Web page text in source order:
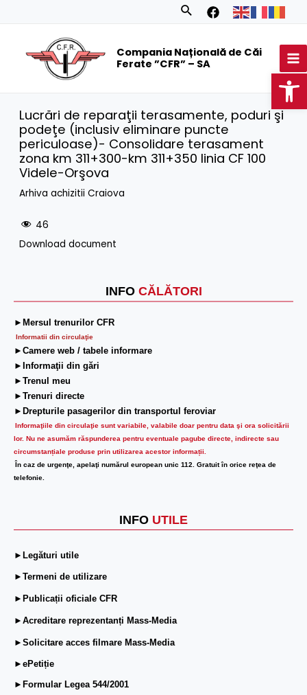
Search
Compania Națională de Căi
Ferate ”CFR” – SA
INFO CĂLĂTORI
►Mersul trenurilor CFR
Informatii din circulaţie
►Camere web / tabele informare
►Informaţii din gări
►Trenul meu
►Trenuri directe
►Drepturile pasagerilor din transportul feroviar
Informaţiile din circulaţie sunt variabile, valabile doar pentru data şi ora solicitării
lor. Nu ne asumăm răspunderea pentru eventuale pagube directe, indirecte sau
circumstanțiale produse prin utilizarea acestor informații.
În caz de urgenţe, apelaţi numărul european unic 112. Gratuit în orice reţea de
telefonie.
INFO UTILE
►Legături utile
►Termeni de utilizare
►Publicații oficiale CFR
►Acreditare reprezentanți Mass-Media
►Solicitare acces filmare Mass-Media
►ePetiție
►Formular Legea 544/2001
Lucrări de reparaţii terasamente, poduri şi
podeţe (inclusiv eliminare puncte
periculoase)- Consolidare terasament
zona km 311+300-km 311+350 linia CF 100
Videle-Orşova
Arhiva achizitii Craiova
46
Download document